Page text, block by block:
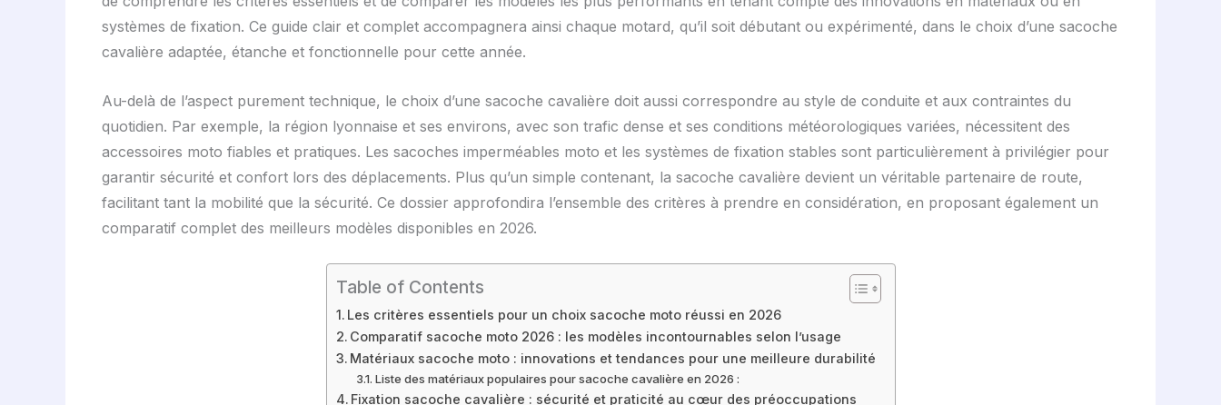
systèmes de fixation. Ce guide clair et complet accompagnera ainsi chaque motard, qu’il soit débutant ou expérimenté, dans le choix d’une sacoche
cavalière adaptée, étanche et fonctionnelle pour cette année.
Au-delà de l’aspect purement technique, le choix d’une sacoche cavalière doit aussi correspondre au style de conduite et aux contraintes du
quotidien. Par exemple, la région lyonnaise et ses environs, avec son trafic dense et ses conditions météorologiques variées, nécessitent des
accessoires moto fiables et pratiques. Les sacoches imperméables moto et les systèmes de fixation stables sont particulièrement à privilégier pour
garantir sécurité et confort lors des déplacements. Plus qu’un simple contenant, la sacoche cavalière devient un véritable partenaire de route,
facilitant tant la mobilité que la sécurité. Ce dossier approfondira l’ensemble des critères à prendre en considération, en proposant également un
comparatif complet des meilleurs modèles disponibles en 2026.
Table of Contents
Les critères essentiels pour un choix sacoche moto réussi en 2026
Comparatif sacoche moto 2026 : les modèles incontournables selon l’usage
Matériaux sacoche moto : innovations et tendances pour une meilleure durabilité
Liste des matériaux populaires pour sacoche cavalière en 2026 :
Fixation sacoche cavalière : sécurité et praticité au cœur des préoccupations